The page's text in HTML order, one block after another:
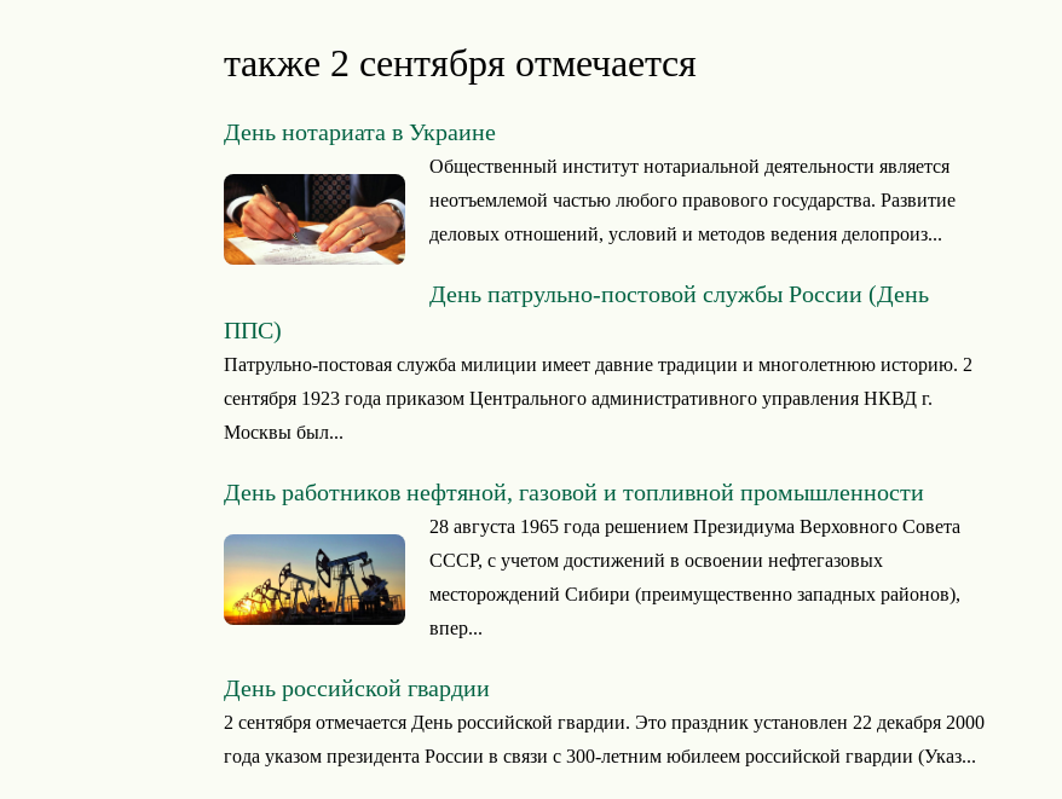
также 2 сентября отмечается
День нотариата в Украине
Общественный институт нотариальной деятельности является
неотъемлемой частью любого правового государства. Развитие
деловых отношений, условий и методов ведения делопроиз...
День патрульно-постовой службы России (День
ППС)
Патрульно-постовая служба милиции имеет давние традиции и многолетнюю историю. 2
сентября 1923 года приказом Центрального административного управления НКВД г.
Москвы был...
День работников нефтяной, газовой и топливной промышленности
28 августа 1965 года решением Президиума Верховного Совета
СССР, с учетом достижений в освоении нефтегазовых
месторождений Сибири (преимущественно западных районов),
впер...
День российской гвардии
2 сентября отмечается День российской гвардии. Это праздник установлен 22 декабря 2000
года указом президента России в связи с 300-летним юбилеем российской гвардии (Указ...